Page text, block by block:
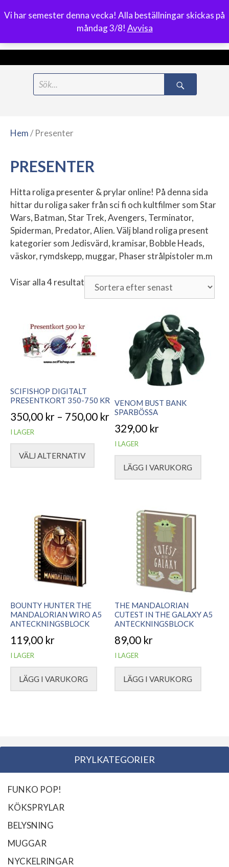
Vi har semester denna vecka! Alla beställningar skickas på
måndag 3/8! Avvisa
0
Meny
Hem/ Presenter
PRESENTER
Hitta roliga presenter & prylar online! På denna sida
hittar du roliga saker från sci fi och kultfilmer som Star
Wars, Batman, Star Trek, Avengers, Terminator,
Spiderman, Predator, Alien. Välj bland roliga present
kategorier som Jedisvärd, kramisar, Bobble Heads,
väskor, rymdskepp, muggar, Phaser strålpistoler m.m
Visar alla 4 resultat
SCIFISHOP DIGITALT
PRESENTKORT 350-750 KR
350,00 kr – 750,00 kr
Prisintervall:
350,00 kr
till
I LAGER
VÄLJ ALTERNATIV
varianter.
alternativen
väljas
på
produktsidan
VENOM BUST BANK
SPARBÖSSA
329,00 kr
I LAGER
LÄGG I VARUKORG
BOUNTY HUNTER THE
MANDALORIAN WIRO A5
ANTECKNINGSBLOCK
119,00 kr
I LAGER
LÄGG I VARUKORG
THE MANDALORIAN
CUTEST IN THE GALAXY A5
ANTECKNINGSBLOCK
89,00 kr
I LAGER
LÄGG I VARUKORG
PRYLKATEGORIER
FUNKO POP!
KÖKSPRYLAR
BELYSNING
MUGGAR
NYCKELRINGAR